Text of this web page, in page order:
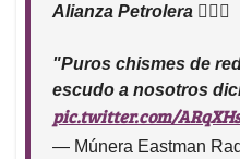
Alianza Petrolera 🤷🏻‍♂️
"Puros chismes de
escudo a nosotros
pic.twitter.com/
— Múnera Eastman